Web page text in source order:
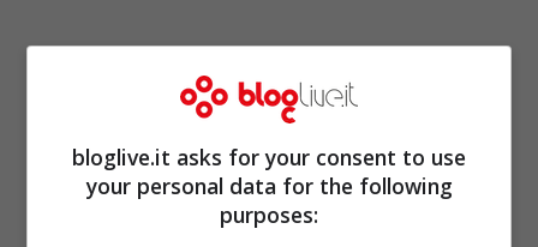
bloglive.it asks for your consent to use
your personal data for the following
purposes: